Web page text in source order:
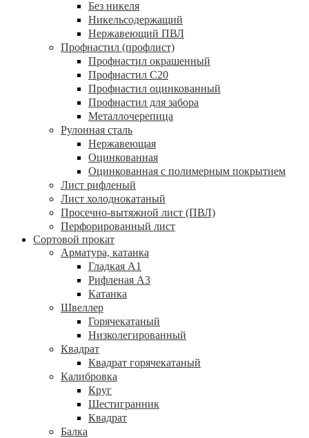
Без никеля
Никельсодержащий
Нержавеющий ПВЛ
Профнастил (профлист)
Профнастил окрашенный
Профнастил С20
Профнастил оцинкованный
Профнастил для забора
Металлочерепица
Рулонная сталь
Нержавеющая
Оцинкованная
Оцинкованная с полимерным покрытием
Лист рифленый
Лист холоднокатаный
Просечно-вытяжной лист (ПВЛ)
Перфорированный лист
Сортовой прокат
Арматура, катанка
Гладкая А1
Рифленая А3
Катанка
Швеллер
Горячекатаный
Низколегированный
Квадрат
Квадрат горячекатаный
Калибровка
Круг
Шестигранник
Квадрат
Балка